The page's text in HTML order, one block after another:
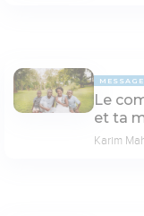
Le
et ta
Karim